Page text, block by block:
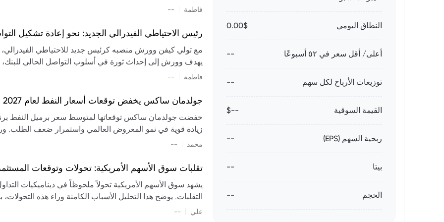
النطاق اليومي 0.00$
أعلى/ أقل سعر في ٥٢ أسبوعًا --
توزيعات الأرباح لكل سهم --
القيمة السوقية --$
ربحية السهم (EPS) --
بيتا --
الحجم --
تشكيل تقييم الصناعة، مع توقعات بارتفاع مستمر في الأسعار
فاطمة --
رئيس الاحتياطي الفيدرالي الجديد: نحو إعادة تشكيل
مع تولي كيفن وورش منصبه كرئيس جديد للاحتياطي الفيدرالي،
يهدف وورش إلى إحداث ثورة في أسلوب التواصل الحالي للبنك،
السياسة ويمنح البنك المركزي دوراً مبالغاً فيه. يسعى إلى
فاطمة --
جولدمان ساكس يخفض توقعات أسعار النفط لعام 2027 وسط تغيرات في العرض والطلب
زيادة قوية في نمو المعروض العالمي واستمرار ضعف الطلب.
العالمية في الربع الثاني
سابقًا. من المتوقع عودة صادرات دول الخليج إلى طبيعتها
عدم اليقين الجيوسياسي يمكن أن يؤدي إلى تقلبات سعرية
استمرار الاضطرابات، وسيناريوهات لانخفاض الأسعار في
إضافي.
محمد --
تقلبات سوق الأسهم الأمريكية: تحولات وتوقعات
يشهد سوق الأسهم الأمريكية تحولاً ملحوظاً في ديناميكيات
التقلبات. يوضح هذا التحليل الأسباب الكامنة وراء هذه
علي --